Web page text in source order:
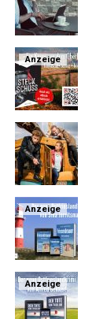
Anzeige
Anzeige
Anzeige